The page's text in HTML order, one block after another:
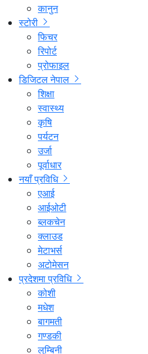
कानुन
स्टोरी
फिचर
रिपोर्ट
प्रोफाइल
डिजिटल नेपाल
शिक्षा
स्वास्थ्य
कृषि
पर्यटन
उर्जा
पूर्वाधार
नयाँ प्रविधि
एआई
आईओटी
ब्लकचेन
क्लाउड
मेटाभर्स
अटोमेसन
प्रदेशमा प्रविधि
कोशी
मधेश
बागमती
गण्डकी
लुम्बिनी